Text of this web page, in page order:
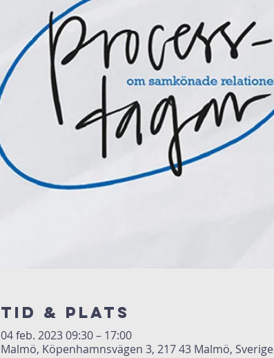
Tid & Plats
04 feb. 2023 09:30 – 17:00
Malmö, Köpenhamnsvägen 3, 217 43 Malmö, Sverige